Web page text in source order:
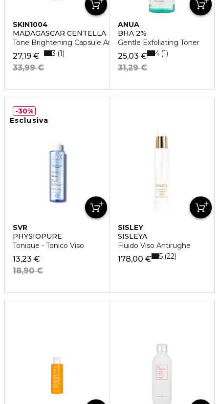
SKIN1004
MADAGASCAR CENTELLA
Tone Brightening Capsule Ampoule
27,19 €
33,99 €
3 1
ANUA
BHA 2%
Gentle Exfoliating Toner
25,03 €
31,29 €
4 1
Esclusiva
SVR
PHYSIOPURE
Tonique - Tonico Viso
13,23 €
18,90 €
30%
SISLEY
SISLEYA
Fluido Viso Antirughe
178,00 € 5 22